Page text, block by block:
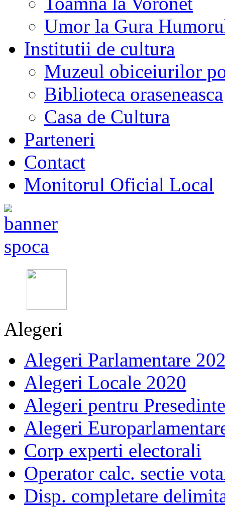
Umor la Gura
Institutii de cultura
Muzeul obiceiurilor
Biblioteca oraseneasca
Casa de Cultura
Parteneri
Contact
Monitorul Oficial Local
Alegeri
Alegeri Parlamentare
Alegeri Locale 2020
Alegeri pentru
Alegeri
Corp experti electorali
Operator calc. sectie
Disp. completare